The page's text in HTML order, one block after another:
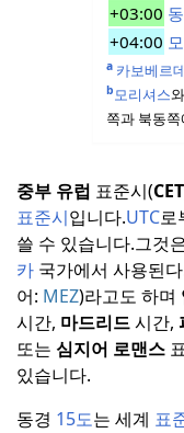
+03:00
+04:00
a 카보베르
b모리셔스와
쪽과 북동
중부 유럽 표준시(CET
표준시입니다.UTC로
쓸 수 있습니다.그것
카 국가에서 사용된
어: MEZ)라고도 하며
시간, 마드리드시간,
또는 심지어 로맨스
있습니다.
동경 15도는 세계 표